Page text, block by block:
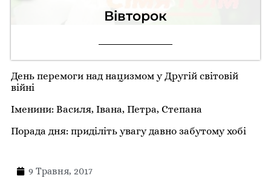
Вівторок
День перемоги над нацизмом у Другій світовій
війні
Іменини: Василя, Івана, Петра, Степана
Порада дня: приділіть увагу давно забутому хобі
9 Травня, 2017